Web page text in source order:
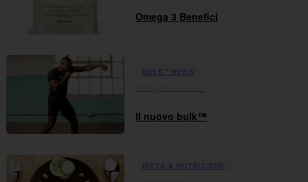
Omega 3 Benefici
BULK™ NEWS
Il nuovo bulk™
DIETA & NUTRIZIONE